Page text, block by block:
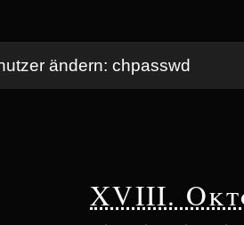
ändern: chpasswd
XVIII.